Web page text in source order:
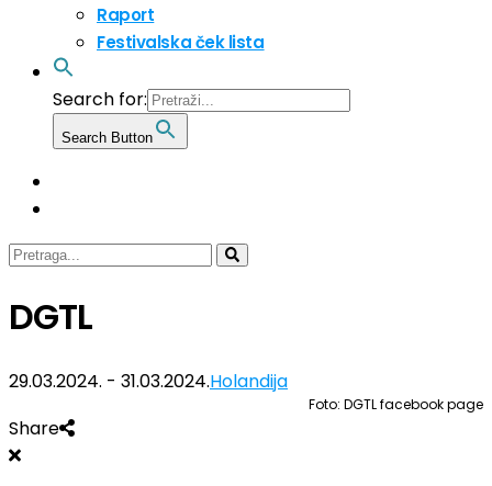
Raport
Festivalska ček lista
Search for:
Search Button
DGTL
29.03.2024. - 31.03.2024.Holandija
Foto: DGTL facebook page
Share